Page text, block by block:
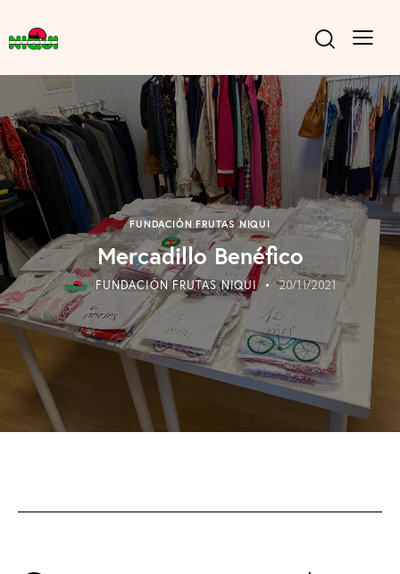
FUNDACIÓN FRUTAS NIQUI
Mercadillo Benéfico
FUNDACIÓN FRUTAS NIQUI 20/11/2021